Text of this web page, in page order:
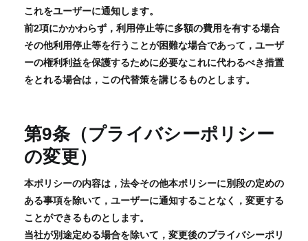
これをユーザーに通知します。
前2項にかかわらず，利用停止等に多額の費用を有する場合
その他利用停止等を行うことが困難な場合であって，ユーザ
ーの権利利益を保護するために必要なこれに代わるべき措置
をとれる場合は，この代替策を講じるものとします。
第9条（プライバシーポリシー
の変更）
本ポリシーの内容は，法令その他本ポリシーに別段の定めの
ある事項を除いて，ユーザーに通知することなく，変更する
ことができるものとします。
当社が別途定める場合を除いて，変更後のプライバシーポリ